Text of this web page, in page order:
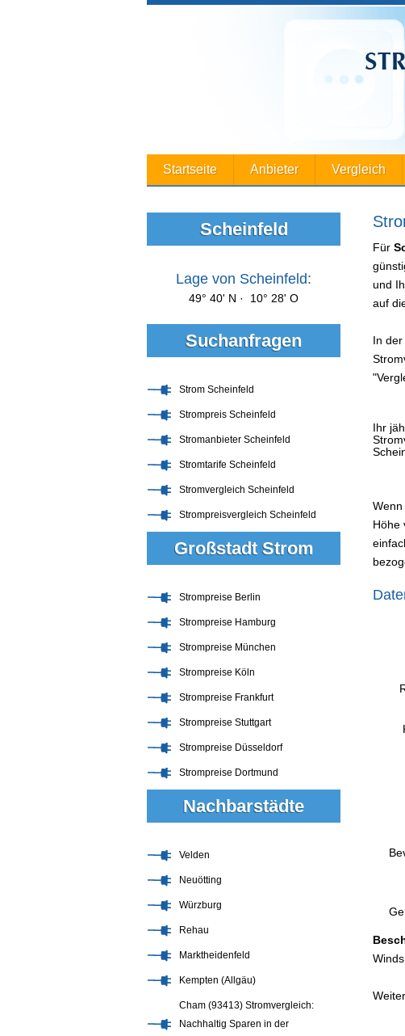
Startseite Anbieter Vergleich
Für
und
auf
In
Ihr
Höhe
Scheinfeld
Lage von Scheinfeld:
49° 40' N · 10° 28' O
Suchanfragen
Strom Scheinfeld
Strompreis Scheinfeld
Stromanbieter Scheinfeld
Stromtarife Scheinfeld
Stromvergleich Scheinfeld
Strompreisvergleich Scheinfeld
Großstadt Strom
Strompreise Berlin
Strompreise Hamburg
Strompreise München
Strompreise Köln
Strompreise Frankfurt
Strompreise Stuttgart
Strompreise Düsseldorf
Strompreise Dortmund
Nachbarstädte
Velden
Neuötting
Würzburg
Rehau
Marktheidenfeld
Kempten (Allgäu)
Cham (93413) Stromvergleich:
Nachhaltig Sparen in der